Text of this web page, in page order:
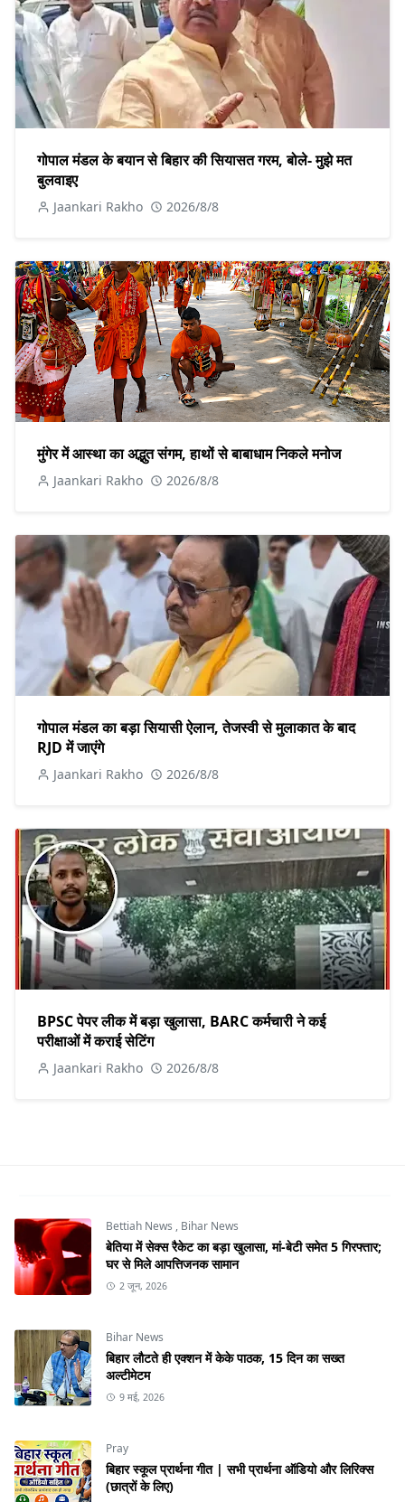
गोपाल मंडल के बयान से बिहार की सियासत गरम, बोले- मुझे मत
बुलवाइए
Jaankari Rakho 2026/8/8
मुंगेर में आस्था का अद्भुत संगम, हाथों से बाबाधाम निकले मनोज
Jaankari Rakho 2026/8/8
गोपाल मंडल का बड़ा सियासी ऐलान, तेजस्वी से मुलाकात के बाद
RJD में जाएंगे
Jaankari Rakho 2026/8/8
BPSC पेपर लीक में बड़ा खुलासा, BARC कर्मचारी ने कई
परीक्षाओं में कराई सेटिंग
Jaankari Rakho 2026/8/8
Bettiah News , Bihar News
बेतिया में सेक्स रैकेट का बड़ा खुलासा, मां-बेटी समेत 5 गिरफ्तार;
घर से मिले आपत्तिजनक सामान
2 जून, 2026
Bihar News
बिहार लौटते ही एक्शन में केके पाठक, 15 दिन का सख्त
अल्टीमेटम
9 मई, 2026
Pray
बिहार स्कूल प्रार्थना गीत | सभी प्रार्थना ऑडियो और लिरिक्स
(छात्रों के लिए)